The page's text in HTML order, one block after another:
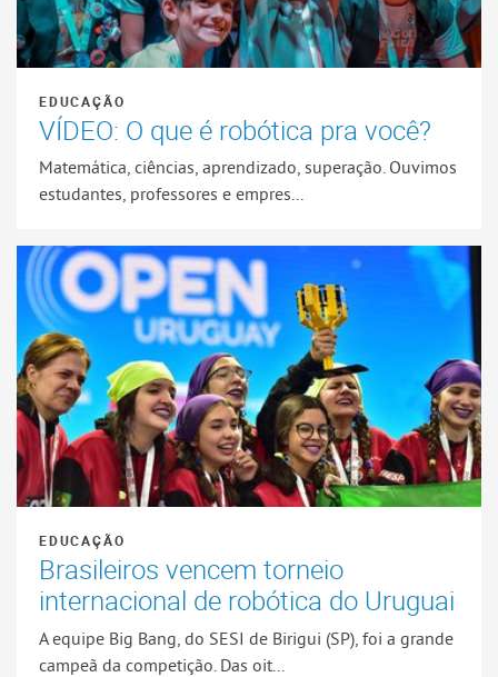
EDUCAÇÃO
VÍDEO: O que é robótica pra você?
Matemática, ciências, aprendizado, superação. Ouvimos
estudantes, professores e empres...
EDUCAÇÃO
Brasileiros vencem torneio
internacional de robótica do Uruguai
A equipe Big Bang, do SESI de Birigui (SP), foi a grande
campeã da competição. Das oit...